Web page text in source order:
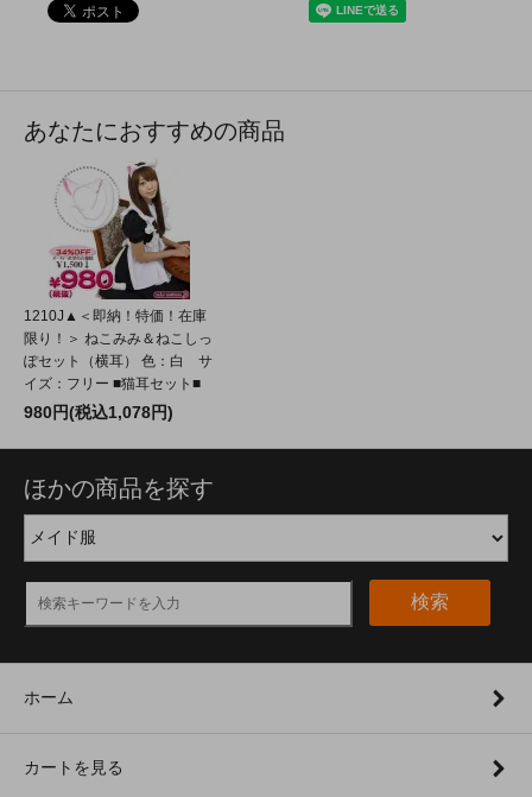
あなたにおすすめの商品
1210J▲＜即納！特価！在庫
限り！＞ ねこみみ＆ねこしっ
ぽセット（横耳） 色：白 サ
イズ：フリー ■猫耳セット■
980円(税込1,078円)
ほかの商品を探す
検索
ホーム
カートを見る